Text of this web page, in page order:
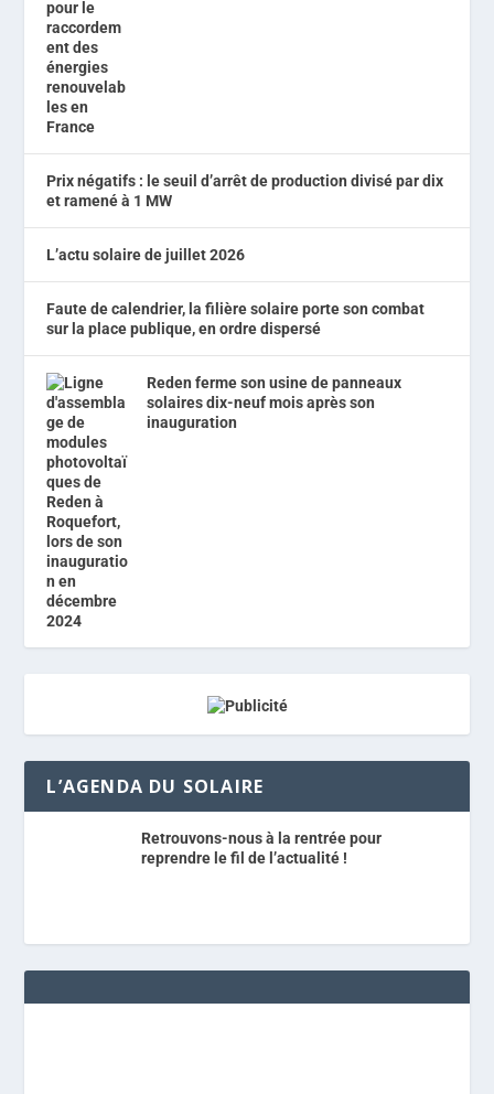
Prix négatifs : le seuil d’arrêt de production divisé par dix
et ramené à 1 MW
L’actu solaire de juillet 2026
Faute de calendrier, la filière solaire porte son combat
sur la place publique, en ordre dispersé
Reden ferme son usine de panneaux
solaires dix-neuf mois après son
inauguration
L’AGENDA DU SOLAIRE
Retrouvons-nous à la rentrée pour
reprendre le fil de l’actualité !